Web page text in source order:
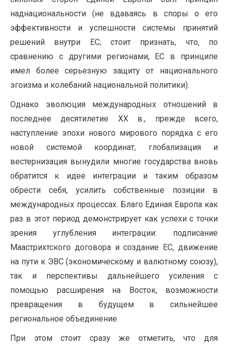
наднациональности (не вдаваясь в споры о его
эффективности и успешности системы принятий
решений внутри ЕС, стоит признать, что, по
сравнению с другими регионами, ЕС в принципе
имел более серьезную защиту от национального
эгоизма и колебаний национальной политики).
Однако эволюция международных отношений в
последнее десятилетие ХХ в., прежде всего,
наступление эпохи нового мирового порядка с его
новой системой координат, глобализация и
вестернизация вынудили многие государства вновь
обратится к идее интеграции и таким образом
обрести себя, усилить собственные позиции в
международных процессах. Благо Единая Европа как
раз в этот период демонстрирует как успехи с точки
зрения углубления интеграции: подписание
Маастрихтского договора и создание ЕС, движение
на пути к ЭВС (экономическому и валютному союзу),
так и перспективы дальнейшего усиления с
помощью расширения на Восток, возможности
превращения в будущем в сильнейшее
региональное объединение.
При этом стоит сразу же отметить, что для